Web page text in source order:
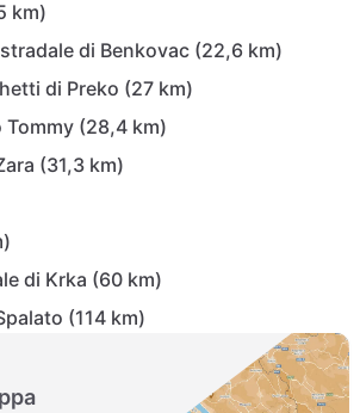
km)
di Benkovac (22,6 km)
di Preko (27 km)
Tommy (28,4 km)
(31,3 km)
di Krka (60 km)
(114 km)